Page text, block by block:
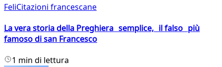
FeliCitazioni francescane
La vera storia della Preghiera semplice, il falso più
famoso di san Francesco
1 min di lettura